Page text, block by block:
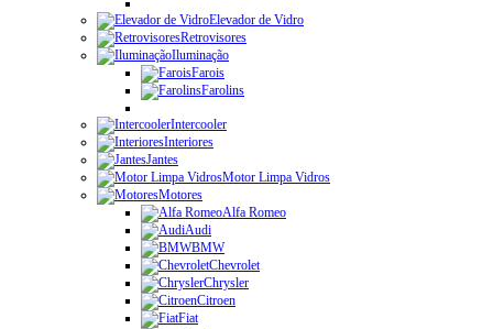
Elevador de Vidro
Retrovisores
Iluminação
Farois
Farolins
Intercooler
Interiores
Jantes
Motor Limpa Vidros
Motores
Alfa Romeo
Audi
BMW
Chevrolet
Chrysler
Citroen
Fiat